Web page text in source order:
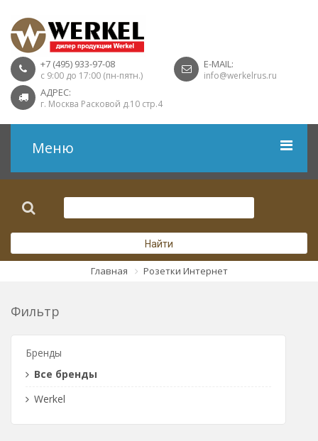
+7 (495) 933-97-08
с 9:00 до 17:00 (пн-пятн.)
E-MAIL:
info@werkelrus.ru
АДРЕС:
г. Москва Расковой д.10 стр.4
Меню
Розетки USB
Розетки Интернет/Телефон
Розетки акустика
Найти
Главная Розетки Интернет
Фильтр
Бренды
Все бренды
Werkel